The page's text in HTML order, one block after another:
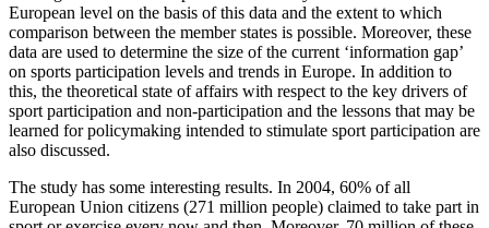
European level on the basis of this data and the extent to which
comparison between the member states is possible. Moreover, these
data are used to determine the size of the current ‘information gap’
on sports participation levels and trends in Europe. In addition to
this, the theoretical state of affairs with respect to the key drivers of
sport participation and non-participation and the lessons that may be
learned for policymaking intended to stimulate sport participation are
also discussed.
The study has some interesting results. In 2004, 60% of all
European Union citizens (271 million people) claimed to take part in